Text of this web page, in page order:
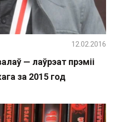
— лаўрэат прэміі
за 2015 год
12.02.2016